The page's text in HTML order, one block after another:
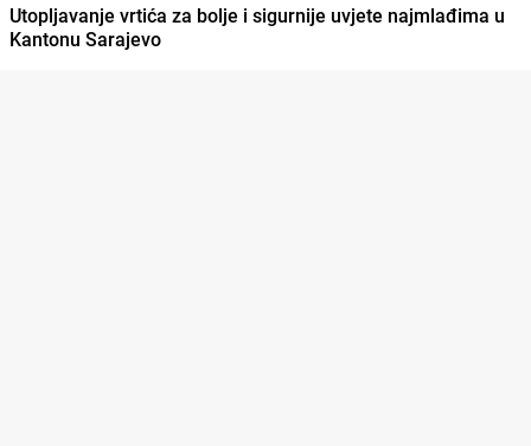
Utopljavanje vrtića za bolje i sigurnije uvjete najmlađima u
Kantonu Sarajevo